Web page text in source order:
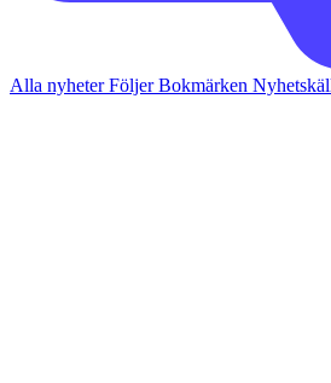
Alla nyheterFöljerBokmärken